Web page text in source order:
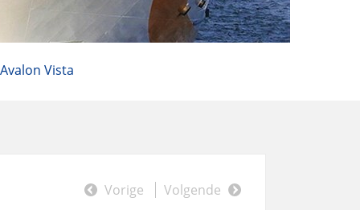
Avalon Vista
Vorige Volgende